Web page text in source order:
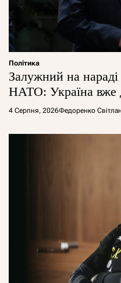
Політика
Залужний на нараді
НАТО: Україна вже
4 Серпня, 2026Федоренко